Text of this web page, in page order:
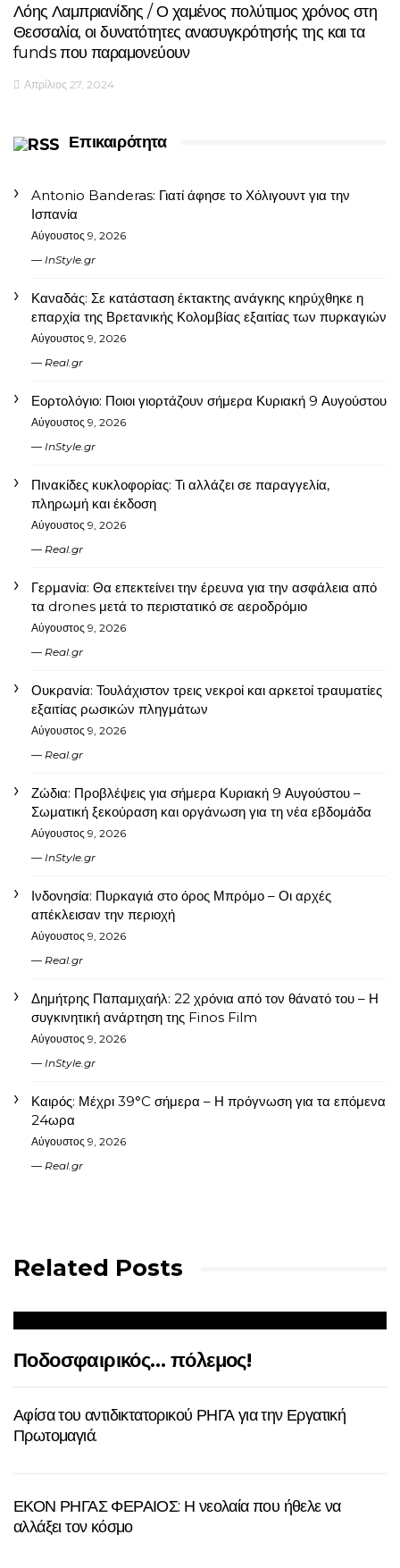
Λόης Λαμπριανίδης / Ο χαμένος πολύτιμος χρόνος στη
Θεσσαλία, οι δυνατότητες ανασυγκρότησής της και τα
funds που παραμονεύουν
Απρίλιος 27, 2024
Επικαιρότητα
Antonio Banderas: Γιατί άφησε το Χόλιγουντ για την
Ισπανία
Αύγουστος 9, 2026
InStyle.gr
Καναδάς: Σε κατάσταση έκτακτης ανάγκης κηρύχθηκε η
επαρχία της Βρετανικής Κολομβίας εξαιτίας των πυρκαγιών
Αύγουστος 9, 2026
Real.gr
Εορτολόγιο: Ποιοι γιορτάζουν σήμερα Κυριακή 9 Αυγούστου
Αύγουστος 9, 2026
InStyle.gr
Πινακίδες κυκλοφορίας: Τι αλλάζει σε παραγγελία,
πληρωμή και έκδοση
Αύγουστος 9, 2026
Real.gr
Γερμανία: Θα επεκτείνει την έρευνα για την ασφάλεια από
τα drones μετά το περιστατικό σε αεροδρόμιο
Αύγουστος 9, 2026
Real.gr
Ουκρανία: Τουλάχιστον τρεις νεκροί και αρκετοί τραυματίες
εξαιτίας ρωσικών πληγμάτων
Αύγουστος 9, 2026
Real.gr
Ζώδια: Προβλέψεις για σήμερα Κυριακή 9 Αυγούστου –
Σωματική ξεκούραση και οργάνωση για τη νέα εβδομάδα
Αύγουστος 9, 2026
InStyle.gr
Ινδονησία: Πυρκαγιά στο όρος Μπρόμο – Οι αρχές
απέκλεισαν την περιοχή
Αύγουστος 9, 2026
Real.gr
Δημήτρης Παπαμιχαήλ: 22 χρόνια από τον θάνατό του – Η
συγκινητική ανάρτηση της Finos Film
Αύγουστος 9, 2026
InStyle.gr
Καιρός: Μέχρι 39°C σήμερα – Η πρόγνωση για τα επόμενα
24ωρα
Αύγουστος 9, 2026
Real.gr
Related Posts
Ποδοσφαιρικός… πόλεμος!
Αφίσα του αντιδικτατορικού ΡΗΓΑ για την Εργατική
Πρωτομαγιά.
ΕΚΟΝ ΡΗΓΑΣ ΦΕΡΑΙΟΣ: Η νεολαία που ήθελε να
αλλάξει τον κόσμο